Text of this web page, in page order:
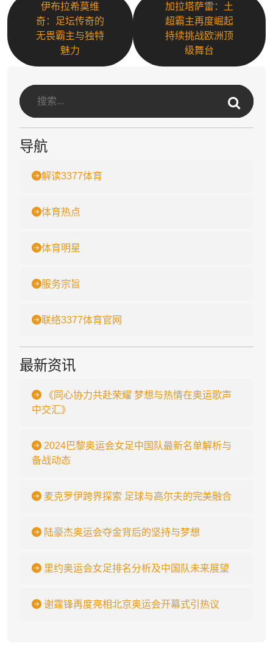
伊布拉希莫维
奇：足坛传奇的
无畏霸主与独特
魅力
加拉塔萨雷：土
超霸主再度崛起
持续挑战欧洲顶
级舞台
导航
解读3377体育
体育热点
体育明星
服务宗旨
联络3377体育官网
最新资讯
《同心协力共赴荣耀 梦想与热情在奥运歌声
中交汇》
2024巴黎奥运会女足中国队最新名单解析与
备战动态
麦克罗伊跨界探索 足球与高尔夫的完美融合
陆豪杰奥运会夺金背后的坚持与梦想
里约奥运会女足排名分析及中国队未来展望
谢霆锋再度亮相北京奥运会开幕式引热议